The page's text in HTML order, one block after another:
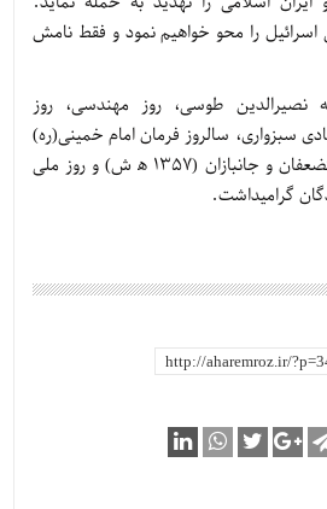
اسرائیل را محو خواهیم نمود و فقط نامش
نصيرالدين طوسى‏، روز مهندسى، روز
سبزوارى، سالروز فرمان امام خمینی(ره)
مبنی بر تأسیس بنیاد مستضعفان و جانبازان (١٣٥٧ ه‍ ش) و روز ملى
گرامیداشت.